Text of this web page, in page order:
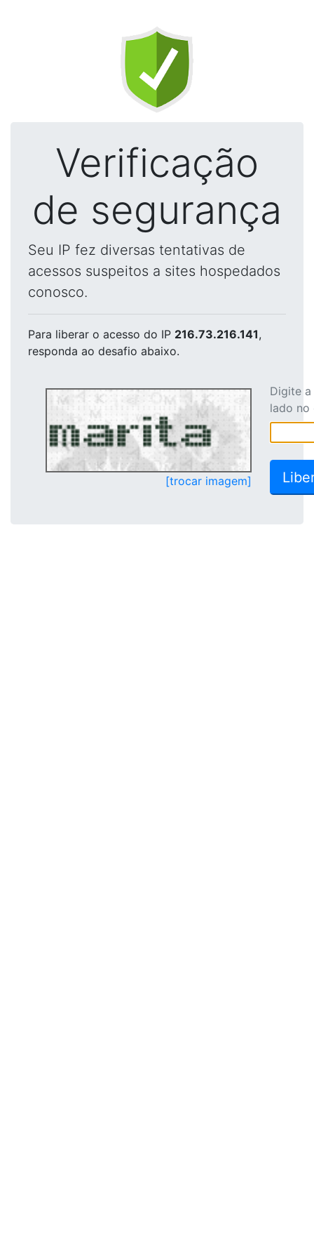
Verificação
de segurança
Seu IP fez diversas tentativas de
acessos suspeitos a sites hospedados
conosco.
Para liberar o acesso do IP 216.73.216.141,
responda ao desafio abaixo.
[trocar imagem]
Digite
lado no